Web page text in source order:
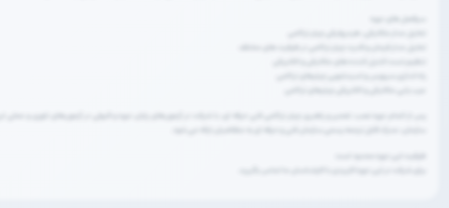
سرفصل های دوره:
تحلیل مدار مکانیکی، هیدرولیکی چیلر تراکمی
تحلیل مدار فرمان و قدرت چیلر تراکمی در ظرفیت های مختلف
تنظیم،تست کنترل کننده های مکانیکی و الکتریکی
راه اندازی،سرویس و اسیدشویی چیلرهای تراکمی
عیب یابی مکانیکی و الکتریکی چیلرهای تراکمی
پس از اتمام دوره نصب، تعمیر و راهبری چیلر تراکمی فنی حرفه ای، با شرکت در آزمون‌های پایان دوره و قبولی در آزمون‌های تئوری و عملی این
ظرفیت این دوره محدود است
برای شرکت در این دوره کاربردی با کارشناسان ما تماس بگیرید.